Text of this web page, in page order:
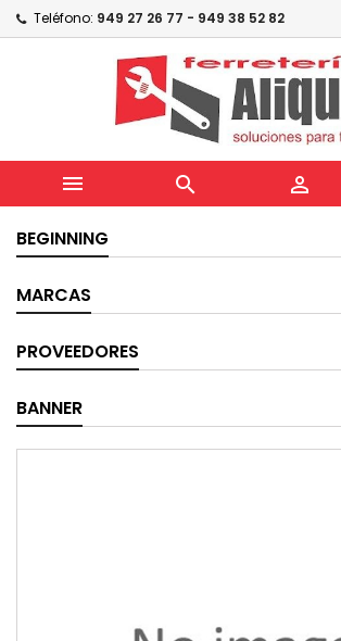
Teléfono: 949 27 26 77 - 949 38 52 82
  
BEGINNING
MARCAS
PROVEEDORES
BANNER